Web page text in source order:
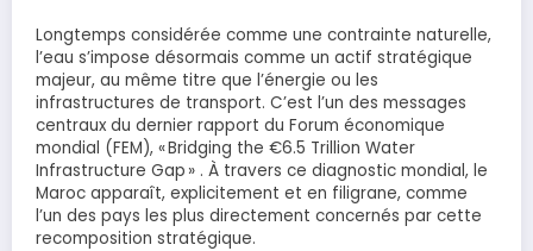
Longtemps considérée comme une contrainte naturelle,
l’eau s’impose désormais comme un actif stratégique
majeur, au même titre que l’énergie ou les
infrastructures de transport. C’est l’un des messages
centraux du dernier rapport du Forum économique
mondial (FEM), « Bridging the €6.5 Trillion Water
Infrastructure Gap » . À travers ce diagnostic mondial, le
Maroc apparaît, explicitement et en filigrane, comme
l’un des pays les plus directement concernés par cette
recomposition stratégique.